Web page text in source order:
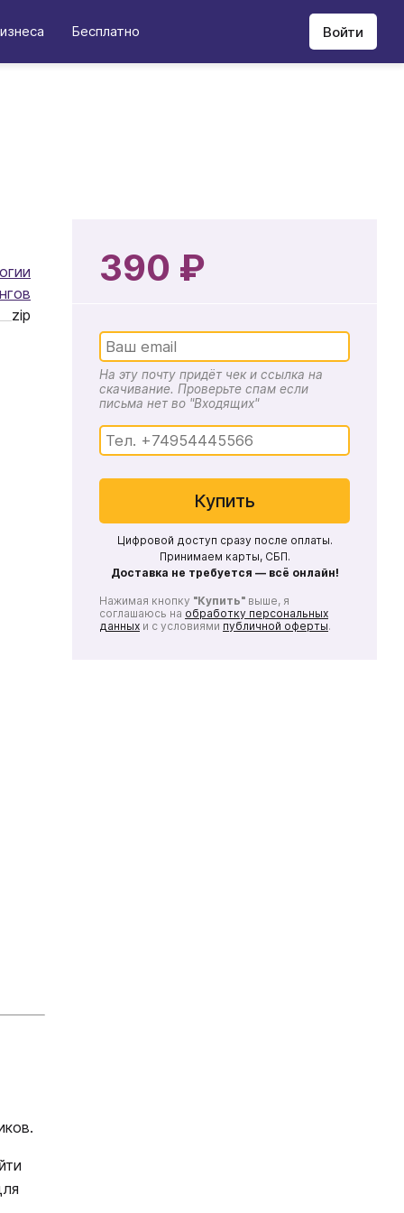
Бесплатно Войти
zip
390 ₽
На эту почту придёт чек и ссылка на
скачивание. Проверьте спам если
письма нет во "Входящих"
Купить
Цифровой доступ сразу после оплаты.
Принимаем карты, СБП.
Доставка не требуется — всё онлайн!
Нажимая кнопку "Купить" выше, я
соглашаюсь на обработку персональных
данных и с условиями публичной оферты.